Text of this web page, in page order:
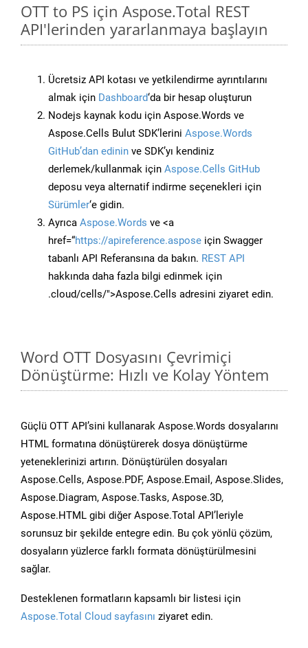
OTT to PS için Aspose.Total REST
API'lerinden yararlanmaya başlayın
Ücretsiz API kotası ve yetkilendirme ayrıntılarını
almak için Dashboard‘da bir hesap oluşturun
Nodejs kaynak kodu için Aspose.Words ve
Aspose.Cells Bulut SDK’lerini Aspose.Words
GitHub’dan edinin ve SDK’yı kendiniz
derlemek/kullanmak için Aspose.Cells GitHub
deposu veya alternatif indirme seçenekleri için
Sürümler‘e gidin.
Ayrıca Aspose.Words ve <a
href=“https://apireference.aspose için Swagger
tabanlı API Referansına da bakın. REST API
hakkında daha fazla bilgi edinmek için
.cloud/cells/">Aspose.Cells adresini ziyaret edin.
Word OTT Dosyasını Çevrimiçi
Dönüştürme: Hızlı ve Kolay Yöntem
Güçlü OTT API’sini kullanarak Aspose.Words dosyalarını
HTML formatına dönüştürerek dosya dönüştürme
yeteneklerinizi artırın. Dönüştürülen dosyaları
Aspose.Cells, Aspose.PDF, Aspose.Email, Aspose.Slides,
Aspose.Diagram, Aspose.Tasks, Aspose.3D,
Aspose.HTML gibi diğer Aspose.Total API’leriyle
sorunsuz bir şekilde entegre edin. Bu çok yönlü çözüm,
dosyaların yüzlerce farklı formata dönüştürülmesini
sağlar.
Desteklenen formatların kapsamlı bir listesi için
Aspose.Total Cloud sayfasını ziyaret edin.